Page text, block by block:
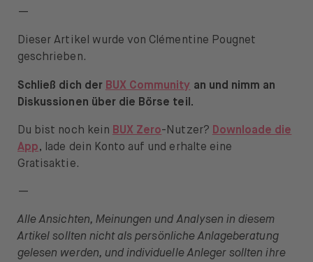
—
Dieser Artikel wurde von Clémentine Pougnet
geschrieben.
Schließ dich der BUX Community an und nimm an
Diskussionen über die Börse teil.
Du bist noch kein BUX Zero-Nutzer? Downloade die
App, lade dein Konto auf und erhalte eine
Gratisaktie.
—
Alle Ansichten, Meinungen und Analysen in diesem
Artikel sollten nicht als persönliche Anlageberatung
gelesen werden, und individuelle Anleger sollten ihre